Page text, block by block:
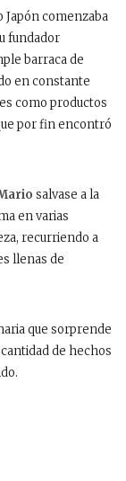
Japón comenzaba
fundador
barraca de
en constante
como productos
por fin encontró
salvase a la
en varias
recurriendo a
llenas de
que sorprende
de hechos